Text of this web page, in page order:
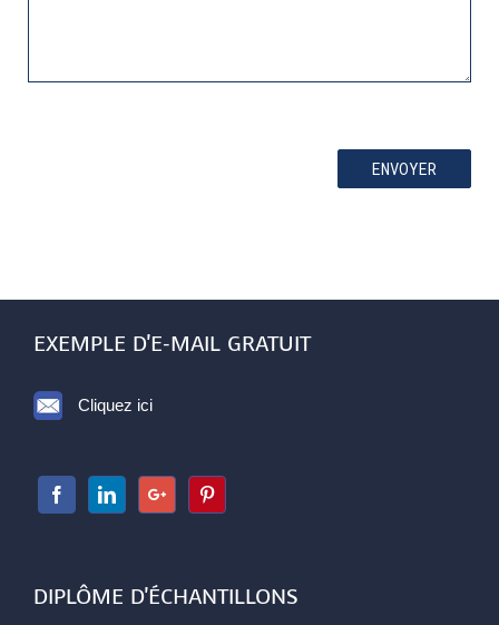
EXEMPLE D'E-MAIL GRATUIT
Cliquez ici
DIPLÔME D'ÉCHANTILLONS